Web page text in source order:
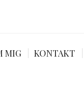
MIG KONTAKT